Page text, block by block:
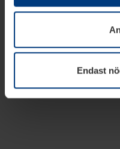
godkännande kan du
informationen om kakor
vår webbplats.
Endast